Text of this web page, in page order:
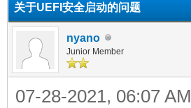
关于UEFI安全启动的问题
nyano
Junior Member
07-28-2021, 06:07 AM